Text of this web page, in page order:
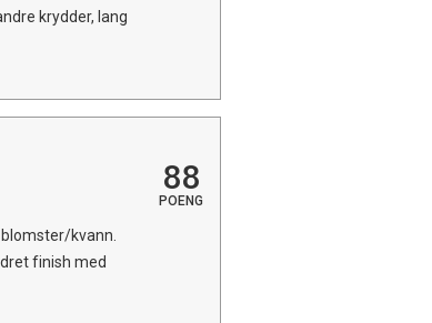
krydder, lang
88
POENG
kvann.
finish med